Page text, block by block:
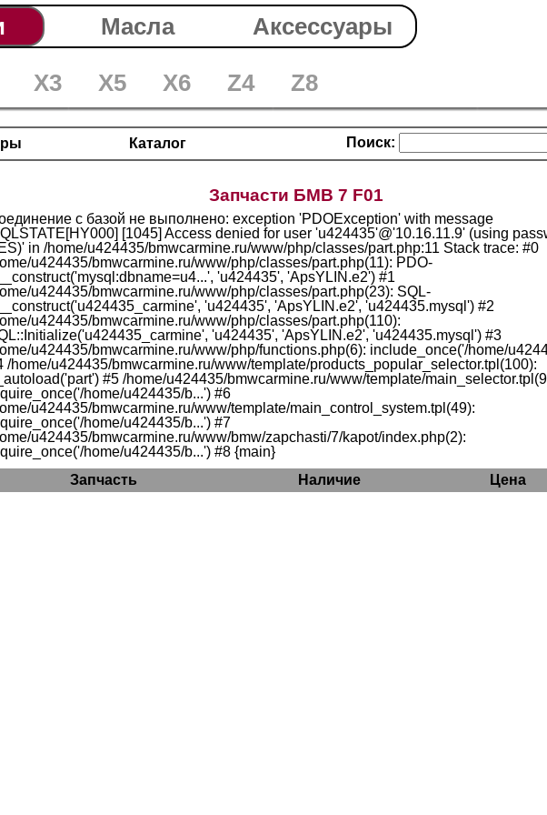
Масла Аксессуары
X3 X5 X6 Z4 Z8
Каталог Поиск:
Запчасти БМВ 7 F01
с базой не выполнено: exception 'PDOException' with message
[1045] Access denied for user 'u424435'@'10.16.11.9' (using
in /home/u424435/bmwcarmine.ru/www/php/classes/part.php:11 Stack trace: #0
u424435/bmwcarmine.ru/www/php/classes/part.php(11): PDO-
'u424435', 'ApsYLIN.e2') #1
u424435/bmwcarmine.ru/www/php/classes/part.php(23): SQL-
'u424435', 'ApsYLIN.e2', 'u424435.mysql') #2
u424435/bmwcarmine.ru/www/php/classes/part.php(110):
'u424435', 'ApsYLIN.e2', 'u424435.mysql') #3
u424435/bmwcarmine.ru/www/php/functions.php(6): include_once('/home/
/home/u424435/bmwcarmine.ru/www/template/products_popular_selector.tpl(100):
#5 /home/u424435/bmwcarmine.ru/www/template/
home/u424435/b...') #6
u424435/bmwcarmine.ru/www/template/main_control_system.tpl(49):
home/u424435/b...') #7
u424435/bmwcarmine.ru/www/bmw/zapchasti/7/kapot/index.php(2):
home/u424435/b...') #8 {main}
Запчасть
Наличие Цена